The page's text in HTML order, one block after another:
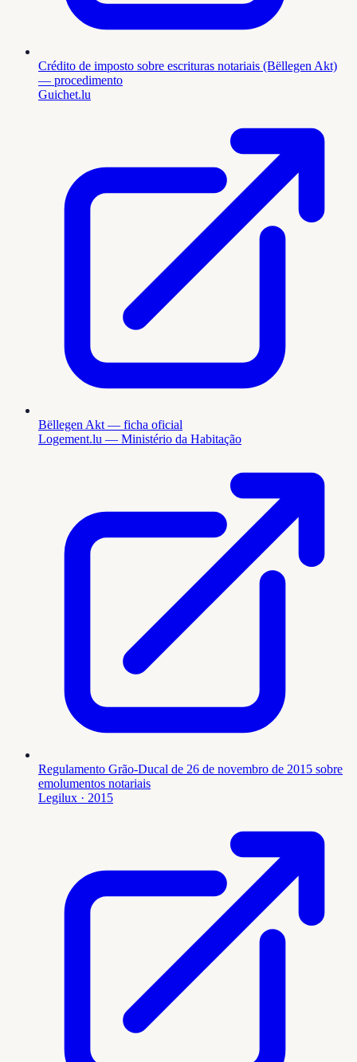
Crédito de imposto sobre escrituras notariais (Bëllegen Akt)
— procedimento
Guichet.lu
Bëllegen Akt — ficha oficial
Logement.lu — Ministério da Habitação
Regulamento Grão-Ducal de 26 de novembro de 2015 sobre
emolumentos notariais
Legilux · 2015